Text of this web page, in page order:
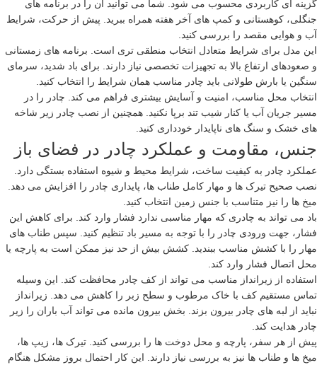
گزینه ای کاربردی محسوب می شود. شما می توانید آن را در برنامه های
جنگلی، کوهستانی و کمپ های آخر هفته همراه ببرید. پیش از حرکت، شرایط
آب و هوایی مقصد را بررسی کنید.
این مدل برای شرایط متعادل انتخاب منطقی تری است. برنامه های زمستانی
و صعودهای ارتفاع بالا به تجهیزات تخصصی نیاز دارند. برای باد شدید، سرمای
سنگین یا بارش طولانی باید چادر مناسب همان شرایط را انتخاب کنید.
انتخاب محل مناسب، امنیت و آسایش بیشتری فراهم می کند. چادر را در
مسیر جریان آب یا کنار شیب تند برپا نکنید. همچنین از نصب چادر زیر شاخه
های خشک و سنگ های ناپایدار خودداری کنید.
جنس، مقاومت و عملکرد چادر در فضای باز
عملکرد چادر به کیفیت ساخت، شرایط محیط و شیوه استفاده بستگی دارد.
نصب صحیح تیرک ها و مهار کامل طناب ها، پایداری چادر را افزایش می دهد.
میخ ها را نیز متناسب با جنس زمین انتخاب کنید.
باد می تواند به چادری که مهار مناسبی ندارد فشار وارد کند. برای کاهش این
فشار، جهت ورودی چادر را با توجه به مسیر باد تنظیم کنید. سپس طناب های
مهار را با کشش مناسب ببندید. کشش بیش از حد نیز ممکن است به پارچه یا
محل اتصال فشار وارد کند.
استفاده از زیرانداز مناسب می تواند از کف چادر محافظت کند. این وسیله
تماس مستقیم کف با خاک مرطوب و سطح زبر را کاهش می دهد. زیرانداز
نباید از لبه های چادر بیرون بزند. بخش بیرون مانده می تواند آب باران را زیر
چادر هدایت کند.
پیش از هر سفر، پارچه و محل دوخت ها را بررسی کنید. تیرک ها، زیپ ها،
میخ ها و طناب ها نیز به بررسی نیاز دارند. این کار احتمال بروز مشکل هنگام